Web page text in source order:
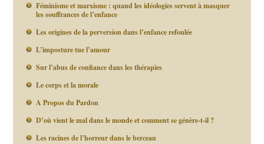
Féminisme et marxisme : quand les idéologies servent à masquer
les souffrances de l’enfance
Les origines de la perversion dans l’enfance refoulée
L’imposture tue l’amour
Sur l’abus de confiance dans les thérapies
Le corps et la morale
A Propos du Pardon
D’où vient le mal dans le monde et comment se génère-t-il ?
Les racines de l’horreur dans le berceau